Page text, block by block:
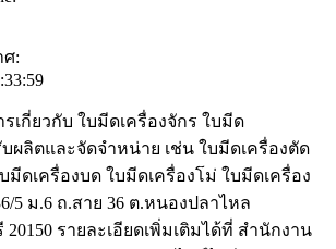
ศ:
เกี่ยวกับ ใบมีดเครื่องจักร ใบมีด
ผลิตและจัดจำหน่าย เช่น ใบมีดเครื่องตัด
มีดเครื่องบด ใบมีดเครื่องโม่ ใบมีดเครื่อง
5 ม.6 ถ.สาย 36 ต.หนองปลาไหล
รายละเอียดเพิ่มเติมได้ที่ สำนักงาน